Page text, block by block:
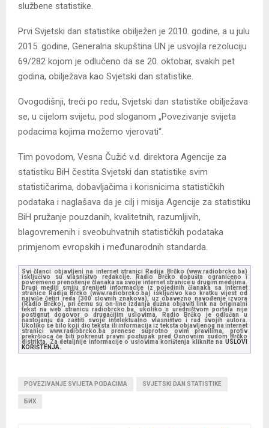
službene statistike.
Prvi Svjetski dan statistike obilježen je 2010. godine, a u julu
2015. godine, Generalna skupština UN je usvojila rezoluciju
69/282 kojom je odlučeno da se 20. oktobar, svakih pet
godina, obilježava kao Svjetski dan statistike.
Ovogodišnji, treći po redu, Svjetski dan statistike obilježava
se, u cijelom svijetu, pod sloganom „Povezivanje svijeta
podacima kojima možemo vjerovati“.
Tim povodom, Vesna Čužić v.d. direktora Agencije za
statistiku BiH čestita Svjetski dan statistike svim
statističarima, dobavljačima i korisnicima statističkih
podataka i naglašava da je cilj i misija Agencije za statistiku
BiH pružanje pouzdanih, kvalitetnih, razumljivih,
blagovremenih i sveobuhvatnih statističkih podataka
primjenom evropskih i međunarodnih standarda.
Svi članci objavljeni na internet stranici Radija Brčko (www.radiobrcko.ba)
isključivo su vlasništvo redakcije. Radio Brčko dopušta ograničeno i
povremeno prenošenje članaka sa svoje internet stranice u drugim medijima.
Drugi mediji smiju prenijeti informacije iz pojedinih članaka sa Internet
stranice Radija Brčko (www.radiobrcko.ba) isključivo kao kratku vijest od
najviše četiri reda (300 slovnih znakova), uz obavezno navođenje izvora
(Radio Brčko), pri čemu su on-line izdanja dužna objaviti link na originalni
tekst na web stranicu radiobrcko.ba, ukoliko s uredništvom portala nije
postignut dogovor o drugačijim uslovima. Radio Brčko je odlučan u
nastojanju da zaštiti svoje intelektualno vlasništvo i rad svojih autora.
Ukoliko se bilo koji dio teksta ili informacija iz teksta objavljenog na internet
stranici www.radiobrcko.ba prenese suprotno ovim pravilima, protiv
prekršioca će biti pokrenut pravni postupak pred Osnovnim sudom Brčko
distrikta. Za detaljnije informacije o uslovima korištenja kliknite na USLOVI
KORIŠTENJA.
POVEZIVANJE SVIJETA PODACIMA SVJETSKI DAN STATISTIKE
БИХ